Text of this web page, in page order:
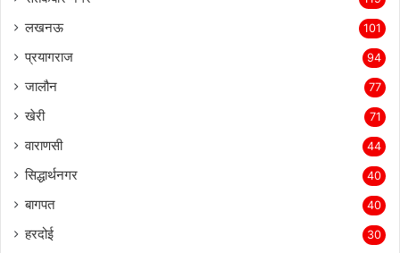
लखनऊ 101
प्रयागराज 94
जालौन 77
खेरी 71
वाराणसी 44
सिद्धार्थनगर 40
बागपत 40
हरदोई 30